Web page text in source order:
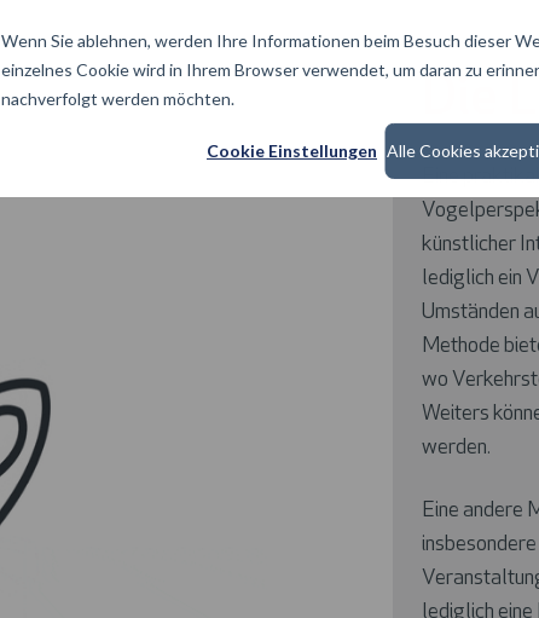
Wenn Sie ablehnen, werden Ihre Informationen beim Besuch dieser
einzelnes Cookie wird in Ihrem Browser verwendet, um daran zu
nachverfolgt werden möchten.
Cookie Einstellungen Alle Cookies
Eine
künstlicher
lediglich ein
Umständen
Methode
wo
Weiters
werden.
Eine andere
lediglich